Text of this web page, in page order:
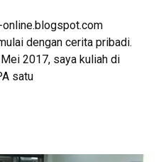
dengan cerita pribadi.
2017, saya kuliah di
satu